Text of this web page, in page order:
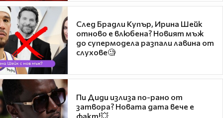
След Брадли Купър, Ирина Шейк
отново е влюбена? Новият мъж
до супермодела разпали лавина от
слухове🧐
Пи Диди излиза по-рано от
затвора? Новата дата вече е
факт!💥